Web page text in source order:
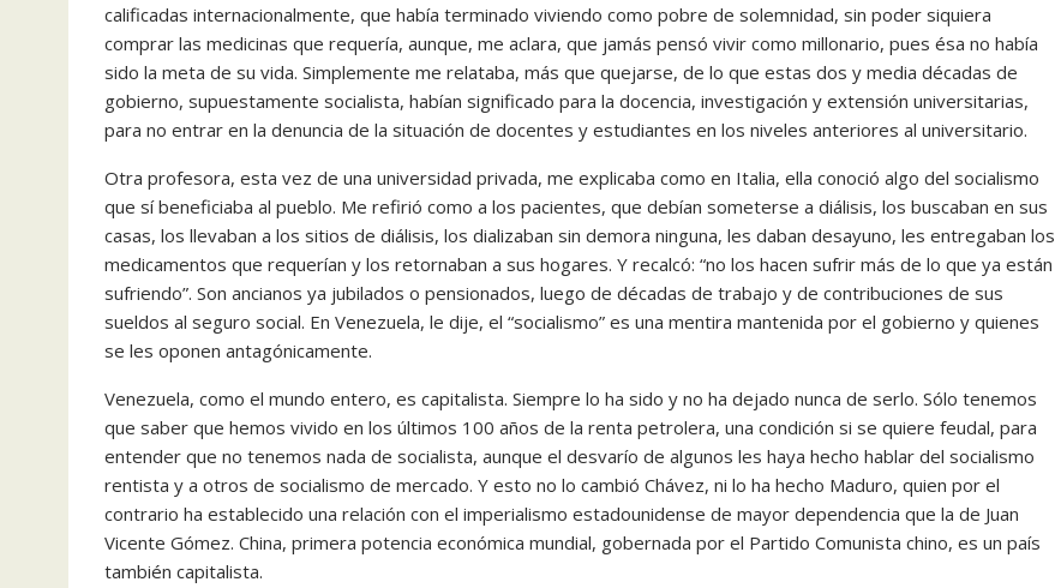
calificadas internacionalmente, que había terminado viviendo como pobre de solemnidad, sin poder siquiera
comprar las medicinas que requería, aunque, me aclara, que jamás pensó vivir como millonario, pues ésa no había
sido la meta de su vida. Simplemente me relataba, más que quejarse, de lo que estas dos y media décadas de
gobierno, supuestamente socialista, habían significado para la docencia, investigación y extensión universitarias,
para no entrar en la denuncia de la situación de docentes y estudiantes en los niveles anteriores al universitario.
Otra profesora, esta vez de una universidad privada, me explicaba como en Italia, ella conoció algo del socialismo
que sí beneficiaba al pueblo. Me refirió como a los pacientes, que debían someterse a diálisis, los buscaban en sus
casas, los llevaban a los sitios de diálisis, los dializaban sin demora ninguna, les daban desayuno, les entregaban los
medicamentos que requerían y los retornaban a sus hogares. Y recalcó: “no los hacen sufrir más de lo que ya están
sufriendo”. Son ancianos ya jubilados o pensionados, luego de décadas de trabajo y de contribuciones de sus
sueldos al seguro social. En Venezuela, le dije, el “socialismo” es una mentira mantenida por el gobierno y quienes
se les oponen antagónicamente.
Venezuela, como el mundo entero, es capitalista. Siempre lo ha sido y no ha dejado nunca de serlo. Sólo tenemos
que saber que hemos vivido en los últimos 100 años de la renta petrolera, una condición si se quiere feudal, para
entender que no tenemos nada de socialista, aunque el desvarío de algunos les haya hecho hablar del socialismo
rentista y a otros de socialismo de mercado. Y esto no lo cambió Chávez, ni lo ha hecho Maduro, quien por el
contrario ha establecido una relación con el imperialismo estadounidense de mayor dependencia que la de Juan
Vicente Gómez. China, primera potencia económica mundial, gobernada por el Partido Comunista chino, es un país
también capitalista.